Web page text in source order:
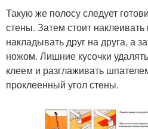
Такую же полосу следует
стены. Затем стоит наклеивать
накладывать друг на друга, а
ножом. Лишние кусочки
клеем и разглаживать
проклеенный угол стены.